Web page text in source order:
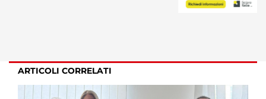
ARTICOLI CORRELATI